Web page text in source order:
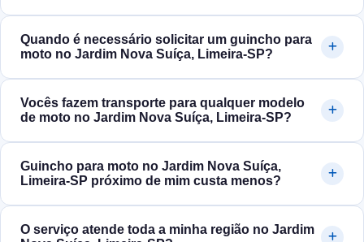
Quando é necessário solicitar um guincho para
moto no Jardim Nova Suíça, Limeira‑SP?
Vocês fazem transporte para qualquer modelo
de moto no Jardim Nova Suíça, Limeira‑SP?
Guincho para moto no Jardim Nova Suíça,
Limeira‑SP próximo de mim custa menos?
O serviço atende toda a minha região no Jardim